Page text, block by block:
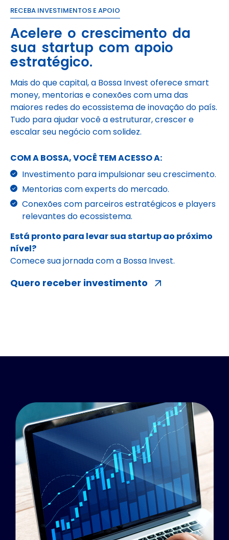
RECEBA INVESTIMENTOS E APOIO
Acelere o crescimento da
sua startup com apoio
estratégico.
Mais do que capital, a Bossa Invest oferece smart
money, mentorias e conexões com uma das
maiores redes do ecossistema de inovação do país.
Tudo para ajudar você a estruturar, crescer e
escalar seu negócio com solidez.
COM A BOSSA, VOCÊ TEM ACESSO A:
Investimento para impulsionar seu crescimento.
Mentorias com experts do mercado.
Conexões com parceiros estratégicos e players
relevantes do ecossistema.
Está pronto para levar sua startup ao próximo
nível?
Comece sua jornada com a Bossa Invest.
Quero receber investimento